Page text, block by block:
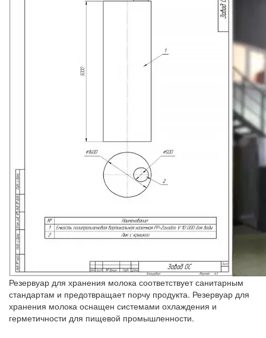
Резервуар для хранения молока соответствует санитарным
стандартам и предотвращает порчу продукта. Резервуар для
хранения молока оснащен системами охлаждения и
герметичности для пищевой промышленности.